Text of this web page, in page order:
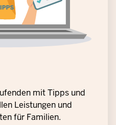
mit Tipps und
Leistungen und
für Familien.